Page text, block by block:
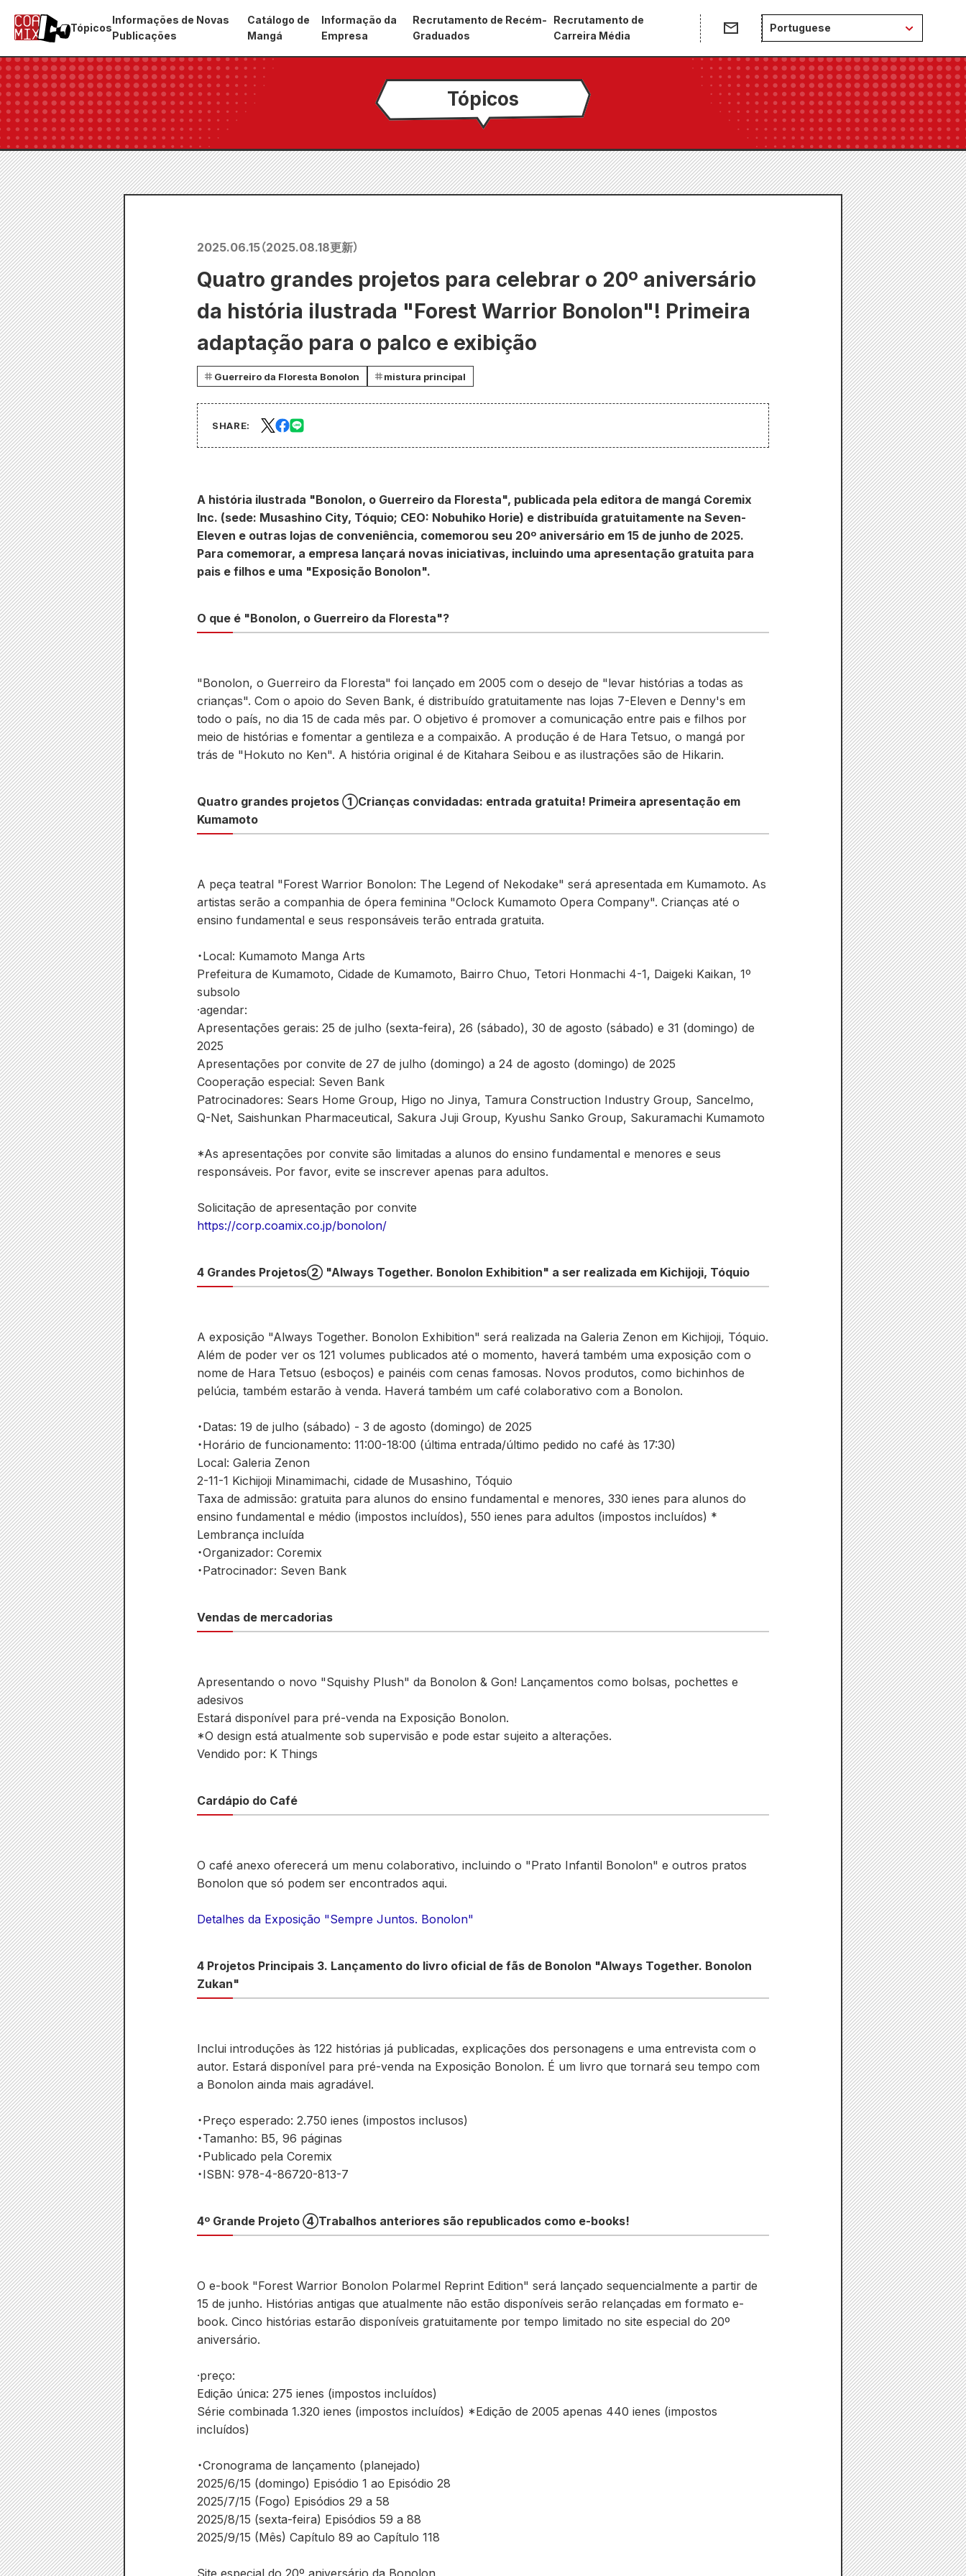
Tópicos
Informações de Novas
Publicações
Catálogo de
Mangá
Informação da
Empresa
Recrutamento de Recém-
Graduados
Recrutamento de
Carreira Média
Portuguese
Tópicos
2025.06.15（2025.08.18更新）
Quatro grandes projetos para celebrar o 20º aniversário
da história ilustrada "Forest Warrior Bonolon"! Primeira
adaptação para o palco e exibição
Guerreiro da Floresta Bonolon mistura principal
SHARE:
A história ilustrada "Bonolon, o Guerreiro da Floresta", publicada pela editora de mangá Coremix
Inc. (sede: Musashino City, Tóquio; CEO: Nobuhiko Horie) e distribuída gratuitamente na Seven-
Eleven e outras lojas de conveniência, comemorou seu 20º aniversário em 15 de junho de 2025.
Para comemorar, a empresa lançará novas iniciativas, incluindo uma apresentação gratuita para
pais e filhos e uma "Exposição Bonolon".
O que é "Bonolon, o Guerreiro da Floresta"?
"Bonolon, o Guerreiro da Floresta" foi lançado em 2005 com o desejo de "levar histórias a todas as
crianças". Com o apoio do Seven Bank, é distribuído gratuitamente nas lojas 7-Eleven e Denny's em
todo o país, no dia 15 de cada mês par. O objetivo é promover a comunicação entre pais e filhos por
meio de histórias e fomentar a gentileza e a compaixão. A produção é de Hara Tetsuo, o mangá por
trás de "Hokuto no Ken". A história original é de Kitahara Seibou e as ilustrações são de Hikarin.
Quatro grandes projetos ①Crianças convidadas: entrada gratuita! Primeira apresentação em
Kumamoto
A peça teatral "Forest Warrior Bonolon: The Legend of Nekodake" será apresentada em Kumamoto. As
artistas serão a companhia de ópera feminina "Oclock Kumamoto Opera Company". Crianças até o
ensino fundamental e seus responsáveis terão entrada gratuita.
・Local: Kumamoto Manga Arts
Prefeitura de Kumamoto, Cidade de Kumamoto, Bairro Chuo, Tetori Honmachi 4-1, Daigeki Kaikan, 1º
subsolo
·agendar:
Apresentações gerais: 25 de julho (sexta-feira), 26 (sábado), 30 de agosto (sábado) e 31 (domingo) de
2025
Apresentações por convite de 27 de julho (domingo) a 24 de agosto (domingo) de 2025
Cooperação especial: Seven Bank
Patrocinadores: Sears Home Group, Higo no Jinya, Tamura Construction Industry Group, Sancelmo,
Q-Net, Saishunkan Pharmaceutical, Sakura Juji Group, Kyushu Sanko Group, Sakuramachi Kumamoto
*As apresentações por convite são limitadas a alunos do ensino fundamental e menores e seus
responsáveis. Por favor, evite se inscrever apenas para adultos.
Solicitação de apresentação por convite
https://corp.coamix.co.jp/bonolon/
4 Grandes Projetos② "Always Together. Bonolon Exhibition" a ser realizada em Kichijoji, Tóquio
A exposição "Always Together. Bonolon Exhibition" será realizada na Galeria Zenon em Kichijoji, Tóquio.
Além de poder ver os 121 volumes publicados até o momento, haverá também uma exposição com o
nome de Hara Tetsuo (esboços) e painéis com cenas famosas. Novos produtos, como bichinhos de
pelúcia, também estarão à venda. Haverá também um café colaborativo com a Bonolon.
・Datas: 19 de julho (sábado) - 3 de agosto (domingo) de 2025
・Horário de funcionamento: 11:00-18:00 (última entrada/último pedido no café às 17:30)
Local: Galeria Zenon
2-11-1 Kichijoji Minamimachi, cidade de Musashino, Tóquio
Taxa de admissão: gratuita para alunos do ensino fundamental e menores, 330 ienes para alunos do
ensino fundamental e médio (impostos incluídos), 550 ienes para adultos (impostos incluídos) *
Lembrança incluída
・Organizador: Coremix
・Patrocinador: Seven Bank
Vendas de mercadorias
Apresentando o novo "Squishy Plush" da Bonolon & Gon! Lançamentos como bolsas, pochettes e
adesivos
Estará disponível para pré-venda na Exposição Bonolon.
*O design está atualmente sob supervisão e pode estar sujeito a alterações.
Vendido por: K Things
Cardápio do Café
O café anexo oferecerá um menu colaborativo, incluindo o "Prato Infantil Bonolon" e outros pratos
Bonolon que só podem ser encontrados aqui.
Detalhes da Exposição "Sempre Juntos. Bonolon"
4 Projetos Principais 3. Lançamento do livro oficial de fãs de Bonolon "Always Together. Bonolon
Zukan"
Inclui introduções às 122 histórias já publicadas, explicações dos personagens e uma entrevista com o
autor. Estará disponível para pré-venda na Exposição Bonolon. É um livro que tornará seu tempo com
a Bonolon ainda mais agradável.
・Preço esperado: 2.750 ienes (impostos inclusos)
・Tamanho: B5, 96 páginas
・Publicado pela Coremix
・ISBN: 978-4-86720-813-7
4º Grande Projeto ④Trabalhos anteriores são republicados como e-books!
O e-book "Forest Warrior Bonolon Polarmel Reprint Edition" será lançado sequencialmente a partir de
15 de junho. Histórias antigas que atualmente não estão disponíveis serão relançadas em formato e-
book. Cinco histórias estarão disponíveis gratuitamente por tempo limitado no site especial do 20º
aniversário.
·preço:
Edição única: 275 ienes (impostos incluídos)
Série combinada 1.320 ienes (impostos incluídos) *Edição de 2005 apenas 440 ienes (impostos
incluídos)
・Cronograma de lançamento (planejado)
2025/6/15 (domingo) Episódio 1 ao Episódio 28
2025/7/15 (Fogo) Episódios 29 a 58
2025/8/15 (sexta-feira) Episódios 59 a 88
2025/9/15 (Mês) Capítulo 89 ao Capítulo 118
Site especial do 20º aniversário da Bonolon